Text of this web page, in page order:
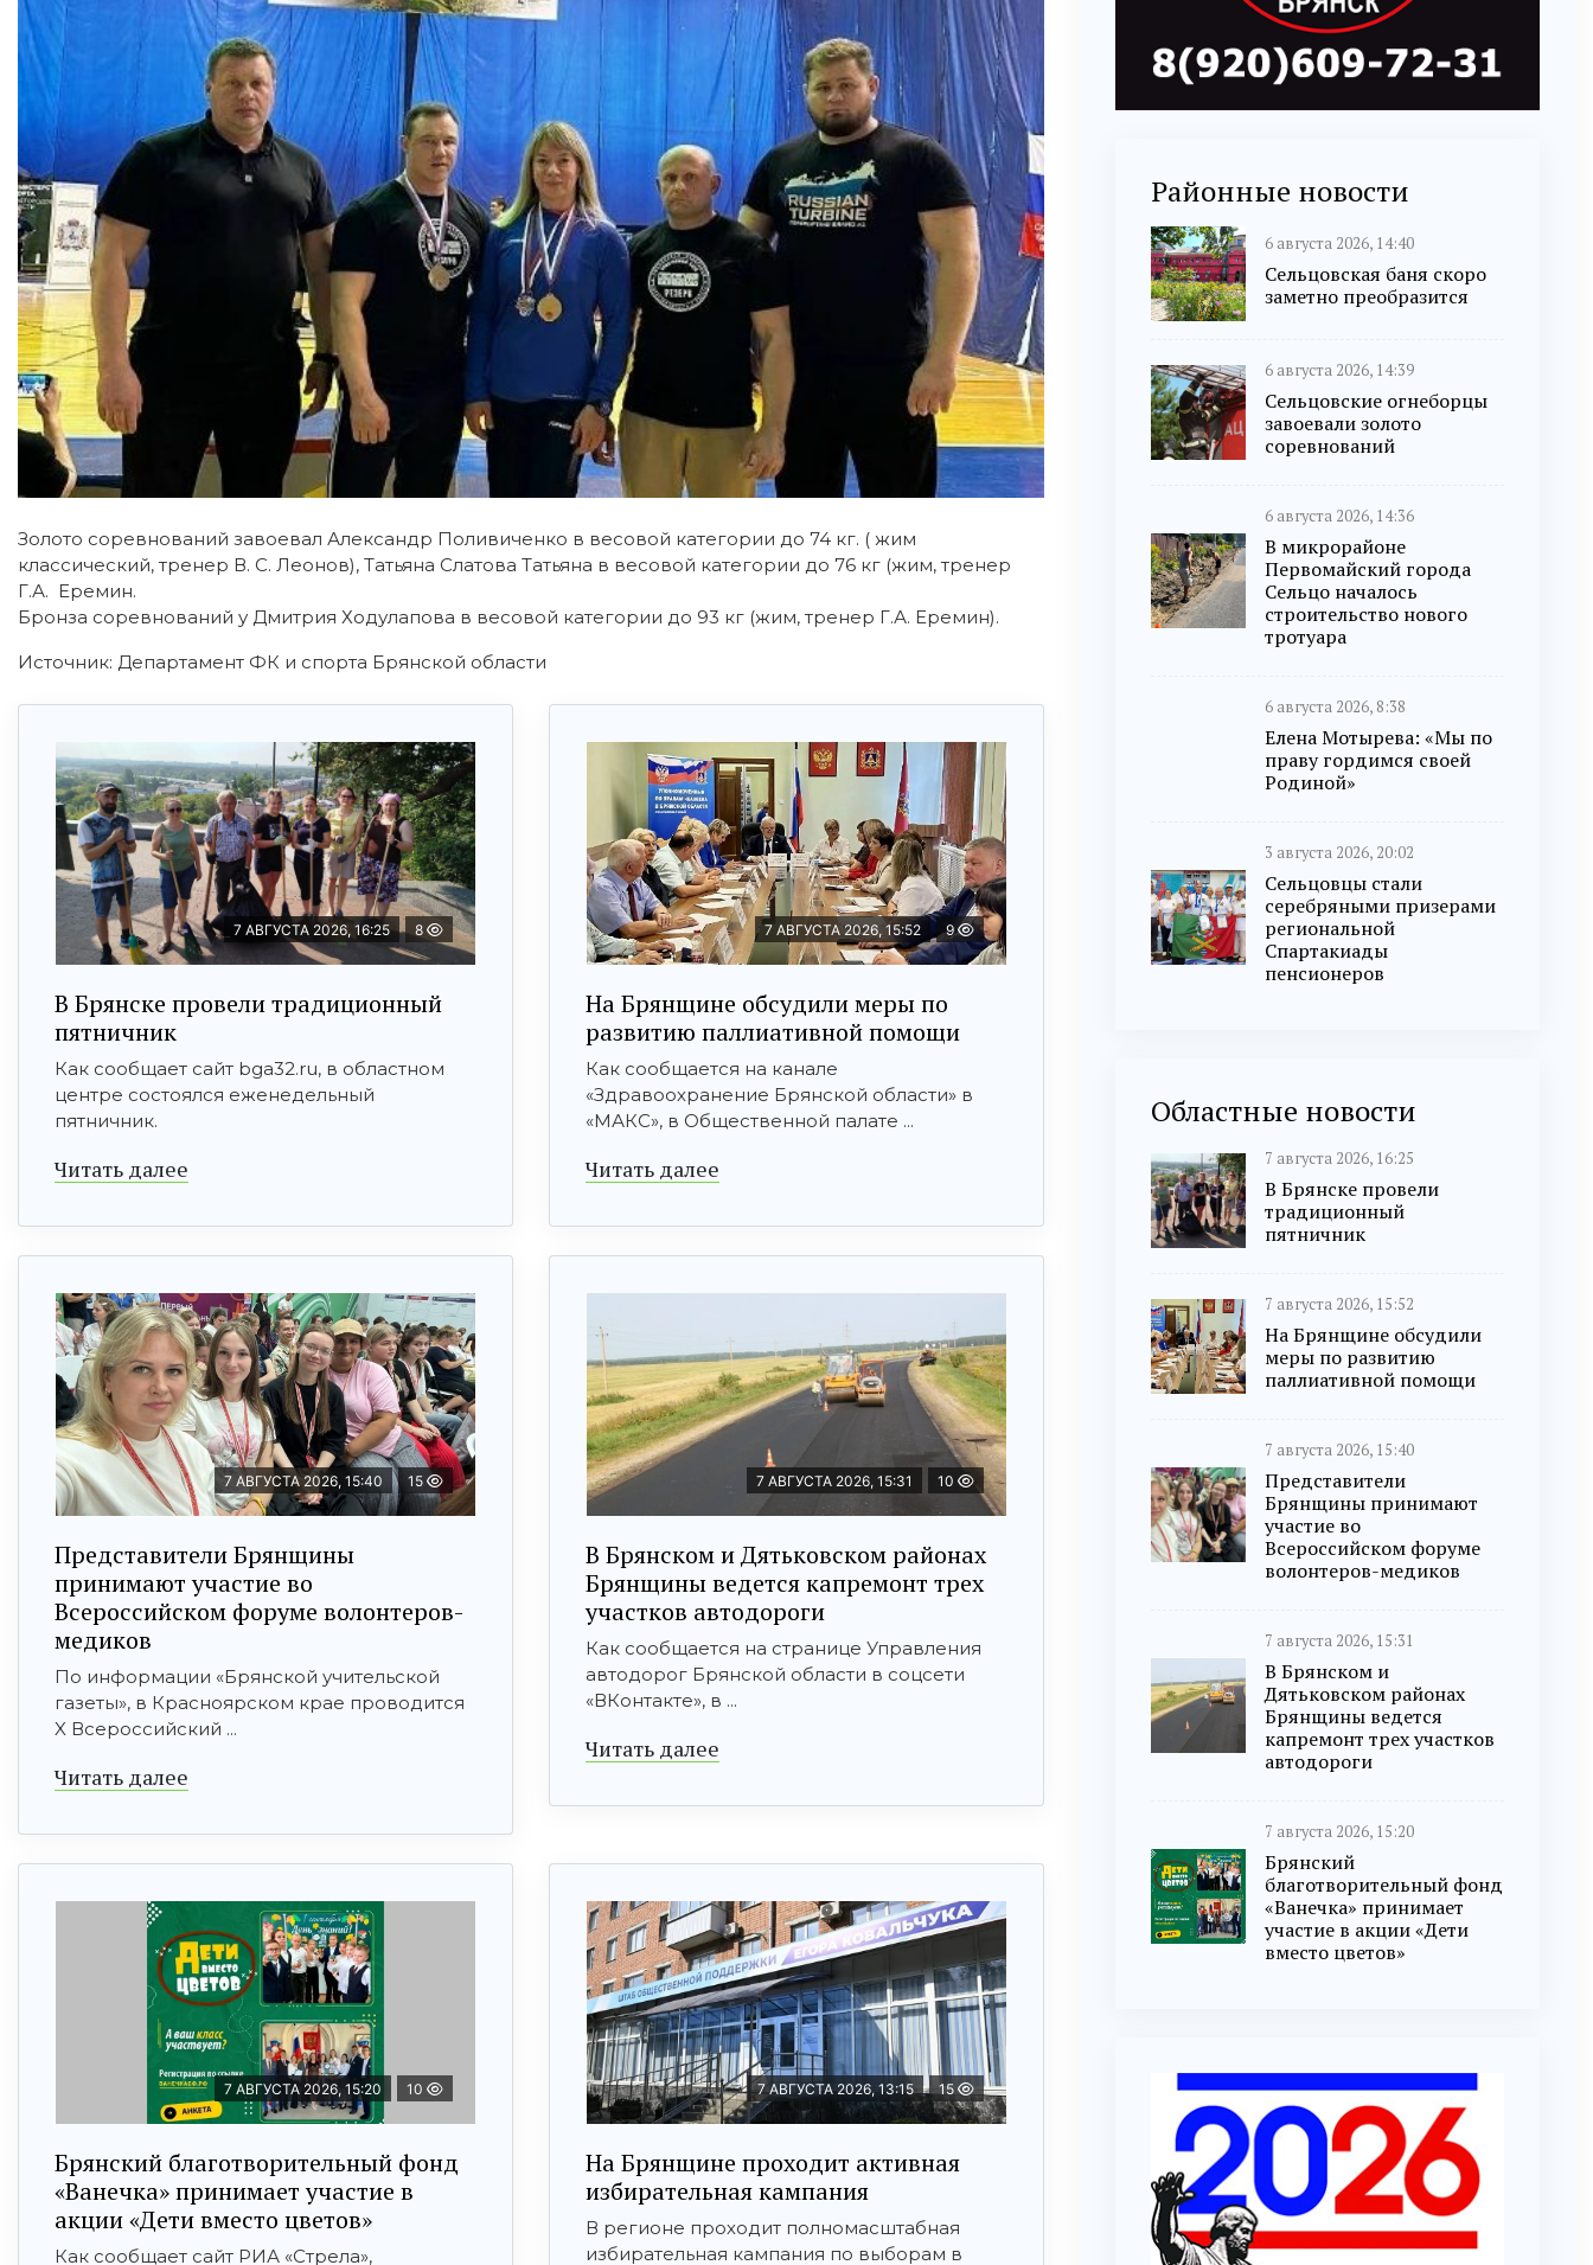
Золото соревнований завоевал Александр Поливиченко в весовой категории до 74 кг. ( жим
классический, тренер В. С. Леонов), Татьяна Слатова Татьяна в весовой категории до 76 кг (жим, тренер
Г.А. Еремин.
Бронза соревнований у Дмитрия Ходулапова в весовой категории до 93 кг (жим, тренер Г.А. Еремин).
Источник: Департамент ФК и спорта Брянской области
7 АВГУСТА 2026, 16:25 8
В Брянске провели традиционный
пятничник
Как сообщает сайт bga32.ru, в областном
центре состоялся еженедельный
пятничник.
Читать далее
7 АВГУСТА 2026, 15:52 9
На Брянщине обсудили меры по
развитию паллиативной помощи
Как сообщается на канале
«Здравоохранение Брянской области» в
«МАКС», в Общественной палате ...
Читать далее
7 АВГУСТА 2026, 15:40 15
Представители Брянщины
принимают участие во
Всероссийском форуме волонтеров-
медиков
По информации «Брянской учительской
газеты», в Красноярском крае проводится
X Всероссийский ...
Читать далее
7 АВГУСТА 2026, 15:31 10
В Брянском и Дятьковском районах
Брянщины ведется капремонт трех
участков автодороги
Как сообщается на странице Управления
автодорог Брянской области в соцсети
«ВКонтакте», в ...
Читать далее
7 АВГУСТА 2026, 15:20 10
Брянский благотворительный фонд
«Ванечка» принимает участие в
акции «Дети вместо цветов»
Как сообщает сайт РИА «Стрела»,
7 АВГУСТА 2026, 13:15 15
На Брянщине проходит активная
избирательная кампания
В регионе проходит полномасштабная
избирательная кампания по выборам в
Районные новости
6 августа 2026, 14:40
Сельцовская баня скоро
заметно преобразится
6 августа 2026, 14:39
Сельцовские огнеборцы
завоевали золото
соревнований
6 августа 2026, 14:36
В микрорайоне
Первомайский города
Сельцо началось
строительство нового
тротуара
6 августа 2026, 8:38
Елена Мотырева: «Мы по
праву гордимся своей
Родиной»
3 августа 2026, 20:02
Сельцовцы стали
серебряными призерами
региональной
Спартакиады
пенсионеров
Областные новости
7 августа 2026, 16:25
В Брянске провели
традиционный
пятничник
7 августа 2026, 15:52
На Брянщине обсудили
меры по развитию
паллиативной помощи
7 августа 2026, 15:40
Представители
Брянщины принимают
участие во
Всероссийском форуме
волонтеров-медиков
7 августа 2026, 15:31
В Брянском и
Дятьковском районах
Брянщины ведется
капремонт трех участков
автодороги
7 августа 2026, 15:20
Брянский
благотворительный фонд
«Ванечка» принимает
участие в акции «Дети
вместо цветов»